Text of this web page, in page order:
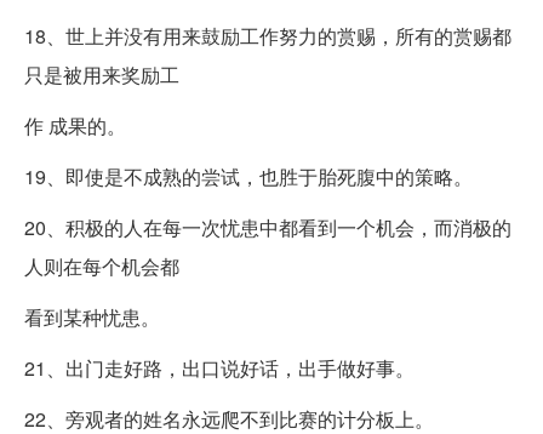
18、世上并没有用来鼓励工作努力的赏赐，所有的赏赐都
只是被用来奖励工
作 成果的。
19、即使是不成熟的尝试，也胜于胎死腹中的策略。
20、积极的人在每一次忧患中都看到一个机会，而消极的
人则在每个机会都
看到某种忧患。
21、出门走好路，出口说好话，出手做好事。
22、旁观者的姓名永远爬不到比赛的计分板上。